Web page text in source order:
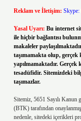
Reklam ve İletişim: Skype:
Yasal Uyarı: Bu internet
ile hiçbir bağlantısı
makaleler
taşımamakta olup,
yapılmamaktadır.
tesadüfidir. Sitemizdeki
taşımazlar.
Sitemiz, 5651 Sayılı
(BTK) tarafından
nedenle, sitedeki içerikleri